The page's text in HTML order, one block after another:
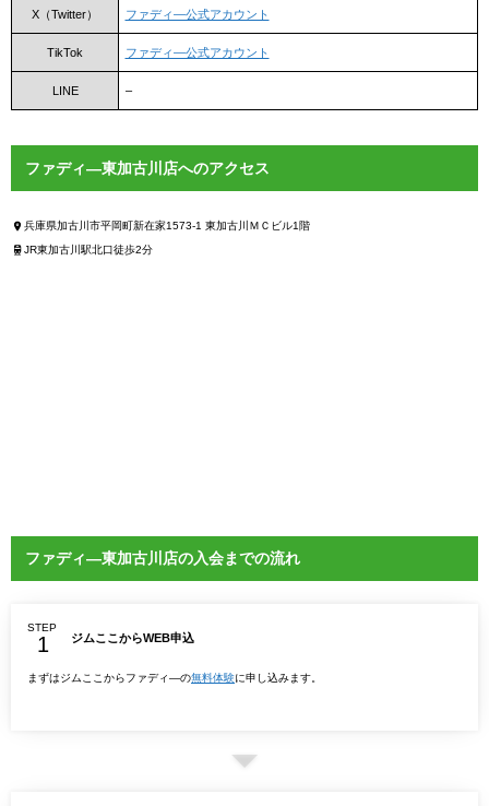
X（Twitter） ファディ―公式アカウント
TikTok ファディ―公式アカウント
LINE –
ファディ―東加古川店へのアクセス
兵庫県加古川市平岡町新在家1573-1 東加古川ＭＣビル1階
JR東加古川駅北口徒歩2分
ファディ―東加古川店の入会までの流れ
STEP
ジムここからWEB申込
まずはジムここからファディ―の無料体験に申し込みます。